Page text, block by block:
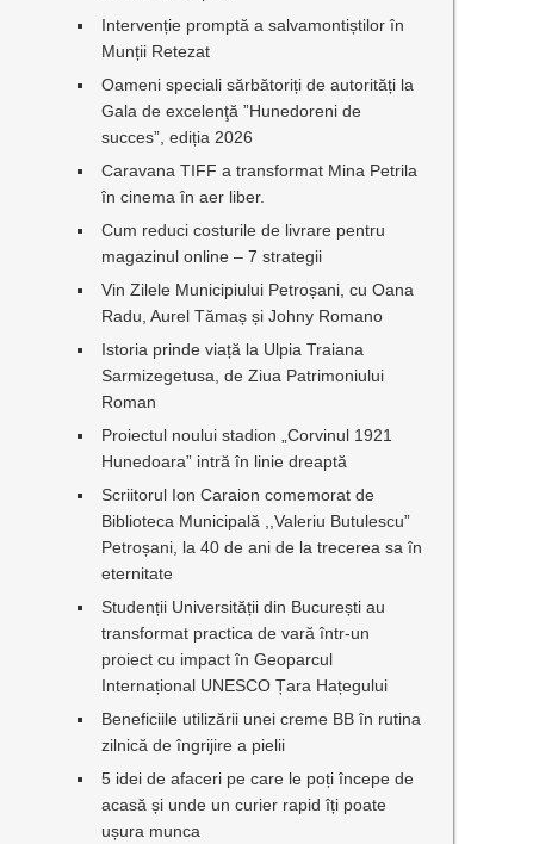
Intervenție promptă a salvamontiștilor în
Munții Retezat
Oameni speciali sărbătoriți de autorități la
Gala de excelenţă ”Hunedoreni de
succes”, ediția 2026
Caravana TIFF a transformat Mina Petrila
în cinema în aer liber.
Cum reduci costurile de livrare pentru
magazinul online – 7 strategii
Vin Zilele Municipiului Petroșani, cu Oana
Radu, Aurel Tămaș și Johny Romano
Istoria prinde viață la Ulpia Traiana
Sarmizegetusa, de Ziua Patrimoniului
Roman
Proiectul noului stadion „Corvinul 1921
Hunedoara” intră în linie dreaptă
Scriitorul Ion Caraion comemorat de
Biblioteca Municipală ,,Valeriu Butulescu”
Petroșani, la 40 de ani de la trecerea sa în
eternitate
Studenții Universității din București au
transformat practica de vară într-un
proiect cu impact în Geoparcul
Internațional UNESCO Țara Hațegului
Beneficiile utilizării unei creme BB în rutina
zilnică de îngrijire a pielii
5 idei de afaceri pe care le poți începe de
acasă și unde un curier rapid îți poate
ușura munca